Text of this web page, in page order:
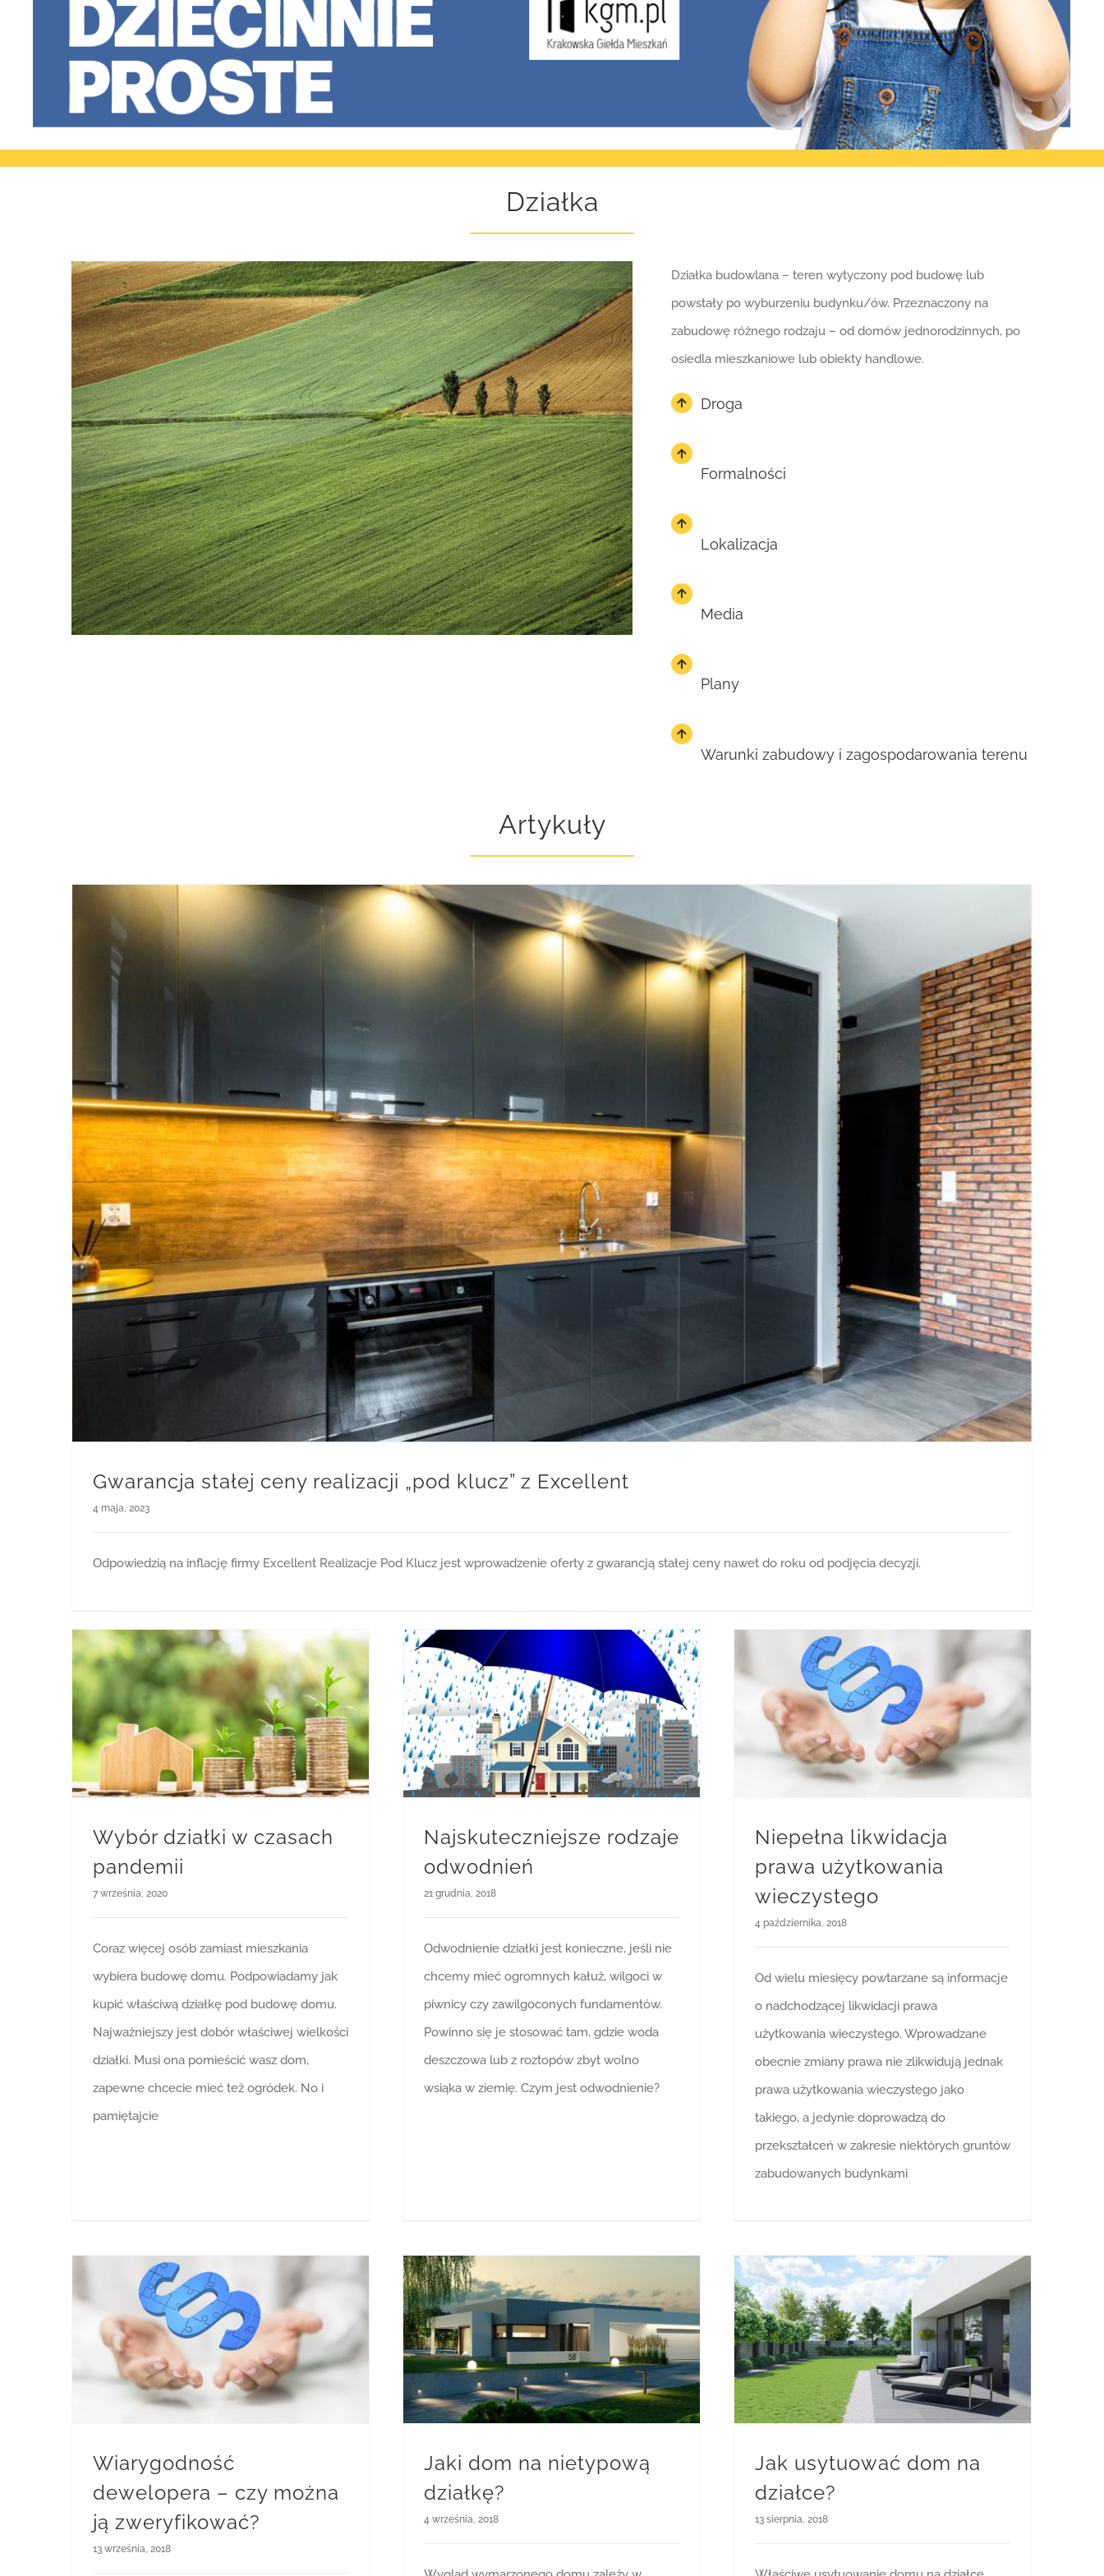
Działka
Działka budowlana – teren wytyczony pod budowę lub
powstały po wyburzeniu budynku/ów. Przeznaczony na
zabudowę różnego rodzaju – od domów jednorodzinnych, po
osiedla mieszkaniowe lub obiekty handlowe.
Droga
Formalności
Lokalizacja
Media
Plany
Warunki zabudowy i zagospodarowania terenu
Artykuły
Gwarancja stałej ceny realizacji „pod klucz” z Excellent
4 maja, 2023
Odpowiedzią na inflację firmy Excellent Realizacje Pod Klucz jest wprowadzenie oferty z gwarancją stałej ceny nawet do roku od podjęcia decyzji.
Wybór działki w czasach
pandemii
7 września, 2020
Coraz więcej osób zamiast mieszkania
wybiera budowę domu. Podpowiadamy jak
kupić właściwą działkę pod budowę domu.
Najważniejszy jest dobór właściwej wielkości
działki. Musi ona pomieścić wasz dom,
zapewne chcecie mieć też ogródek. No i
pamiętajcie
Najskuteczniejsze rodzaje
odwodnień
21 grudnia, 2018
Odwodnienie działki jest konieczne, jeśli nie
chcemy mieć ogromnych kałuż, wilgoci w
piwnicy czy zawilgoconych fundamentów.
Powinno się je stosować tam, gdzie woda
deszczowa lub z roztopów zbyt wolno
wsiąka w ziemię. Czym jest odwodnienie?
Niepełna likwidacja
prawa użytkowania
wieczystego
4 października, 2018
Od wielu miesięcy powtarzane są informacje
o nadchodzącej likwidacji prawa
użytkowania wieczystego. Wprowadzane
obecnie zmiany prawa nie zlikwidują jednak
prawa użytkowania wieczystego jako
takiego, a jedynie doprowadzą do
przekształceń w zakresie niektórych gruntów
zabudowanych budynkami
Wiarygodność
dewelopera – czy można
ją zweryfikować?
13 września, 2018
Jaki dom na nietypową
działkę?
4 września, 2018
Jak usytuować dom na
działce?
13 sierpnia, 2018